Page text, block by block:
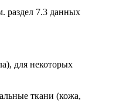
раздел 7.3 данных
для некоторых
ткани (кожа,